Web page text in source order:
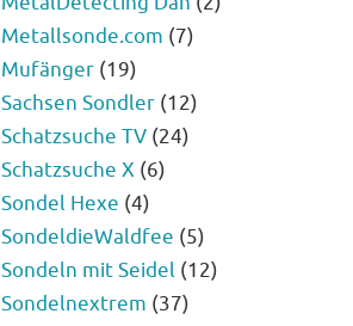
Metallsonde.com (7)
Mufänger (19)
Sachsen Sondler (12)
Schatzsuche TV (24)
Schatzsuche X (6)
Sondel Hexe (4)
SondeldieWaldfee (5)
Sondeln mit Seidel (12)
Sondelnextrem (37)